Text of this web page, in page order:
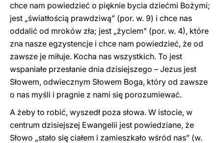
chce nam powiedzieć o pięknie bycia dziećmi Bożymi;
jest „światłością prawdziwą” (por. w. 9) i chce nas
oddalić od mroków zła; jest „życiem” (por. w. 4), które
zna nasze egzystencje i chce nam powiedzieć, że od
zawsze je miłuje. Kocha nas wszystkich. To jest
wspaniałe przesłanie dnia dzisiejszego – Jezus jest
Słowem, odwiecznym Słowem Boga, który od zawsze
o nas myśli i pragnie z nami się porozumiewać.
A żeby to robić, wyszedł poza słowa. W istocie, w
centrum dzisiejszej Ewangelii jest powiedziane, że
Słowo „stało się ciałem i zamieszkało wśród nas” (w.